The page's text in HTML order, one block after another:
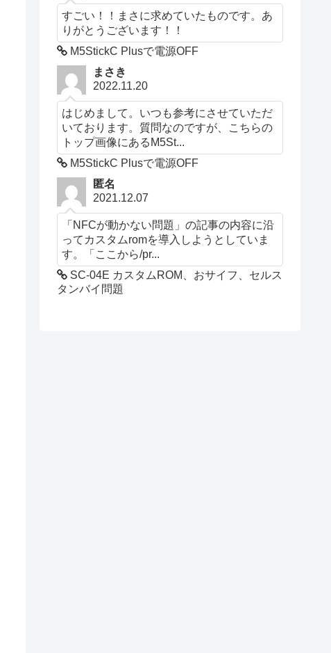
すごい！！まさに求めていたものです。あ
りがとうございます！！
M5StickC Plusで電源OFF
まさき
2022.11.20
はじめまして。いつも参考にさせていただ
いております。質問なのですが、こちらの
トップ画像にあるM5St...
M5StickC Plusで電源OFF
匿名
2021.12.07
「NFCが動かない問題」の記事の内容に沿
ってカスタムromを導入しようとしていま
す。「ここから/pr...
SC-04E カスタムROM、おサイフ、セルス
タンバイ問題